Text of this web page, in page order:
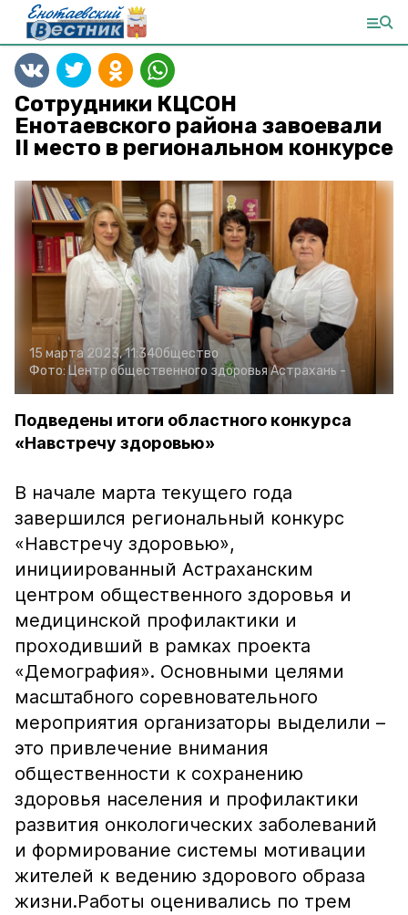
Сотрудники КЦСОН
Енотаевского района завоевали
II место в региональном конкурсе
15 марта 2023, 11:34Общество
Фото:Центр общественного здоровья Астрахань -
Подведены итоги областного конкурса
«Навстречу здоровью»
В начале марта текущего года
завершился региональный конкурс
«Навстречу здоровью»,
инициированный Астраханским
центром общественного здоровья и
медицинской профилактики и
проходивший в рамках проекта
«Демография». Основными целями
масштабного соревновательного
мероприятия организаторы выделили –
это привлечение внимания
общественности к сохранению
здоровья населения и профилактики
развития онкологических заболеваний
и формирование системы мотивации
жителей к ведению здорового образа
жизни.Работы оценивались по трем